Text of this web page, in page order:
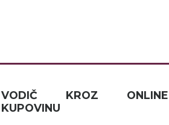
VODIČ KROZ ONLINE
KUPOVINU